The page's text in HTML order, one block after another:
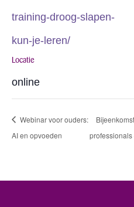
training-droog-slapen-
kun-je-leren/
Locatie
online
Webinar voor ouders:
AI en opvoeden